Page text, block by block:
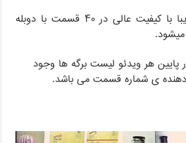
برای اولین بار این کارتون زیبا با کیفیت عالی در ۴۰ قسمت با دوبله
هر ویدئو لیست برگه ها وجود
دهنده ی شماره قسمت می باشد.